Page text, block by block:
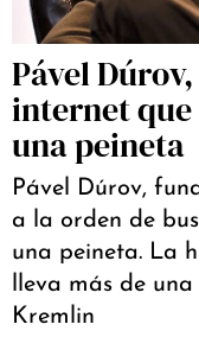
Pável
internet que
una peineta
Pável Dúrov,
a la orden de
una peineta. La
lleva más de
Kremlin